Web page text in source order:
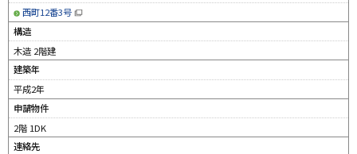
西町12番3号
（
規
ン
ウ
開
ま
）
構造
木造 2階建
建築年
平成2年
申請物件
2階 1DK
連絡先